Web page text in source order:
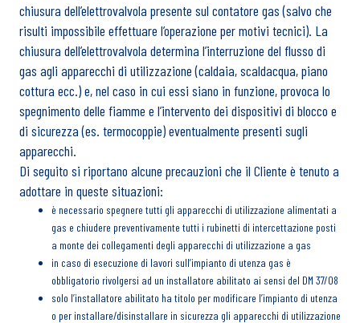
chiusura dell’elettrovalvola presente sul contatore gas (salvo che
risulti impossibile effettuare l’operazione per motivi tecnici). La
chiusura dell’elettrovalvola determina l’interruzione del flusso di
gas agli apparecchi di utilizzazione (caldaia, scaldacqua, piano
cottura ecc.) e, nel caso in cui essi siano in funzione, provoca lo
spegnimento delle fiamme e l’intervento dei dispositivi di blocco e
di sicurezza (es. termocoppie) eventualmente presenti sugli
apparecchi.
Di seguito si riportano alcune precauzioni che il Cliente è tenuto a
adottare in queste situazioni:
è necessario spegnere tutti gli apparecchi di utilizzazione alimentati a
gas e chiudere preventivamente tutti i rubinetti di intercettazione posti
a monte dei collegamenti degli apparecchi di utilizzazione a gas
in caso di esecuzione di lavori sull’impianto di utenza gas è
obbligatorio rivolgersi ad un installatore abilitato ai sensi del DM 37/08
solo l’installatore abilitato ha titolo per modificare l’impianto di utenza
o per installare/disinstallare in sicurezza gli apparecchi di utilizzazione